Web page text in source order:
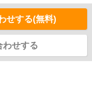
せする(無料)
わせする